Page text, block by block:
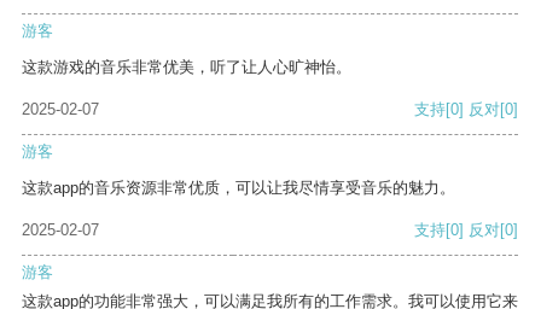
游客
这款游戏的音乐非常优美，听了让人心旷神怡。
2025-02-07 支持[0] 反对[0]
游客
这款app的音乐资源非常优质，可以让我尽情享受音乐的魅力。
2025-02-07 支持[0] 反对[0]
游客
这款app的功能非常强大，可以满足我所有的工作需求。我可以使用它来